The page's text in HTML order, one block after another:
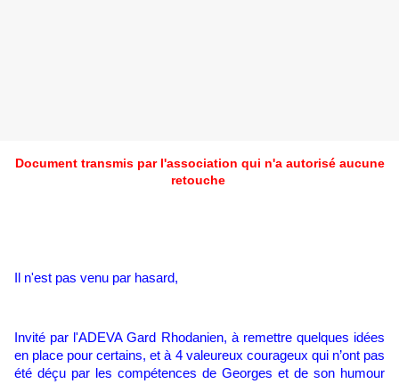
Document transmis par l'association qui n'a autorisé aucune
retouche
Il n'est pas venu par hasard,
Invité par l'ADEVA Gard Rhodanien, à remettre quelques idées
en place pour certains, et à 4 valeureux courageux qui n’ont pas
été déçu par les compétences de Georges et de son humour